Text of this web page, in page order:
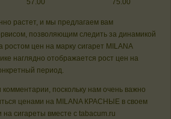
57.00 75.00
растет, и мы предлагаем вам
позволяющим следить за динамикой
ростом цен на марку сигарет MILANA
наглядно отображается рост цен на
период.
комментарии, поскольку нам очень важно
ценами на MILANA КРАСНЫЕ в своем
сигареты вместе с tabacum.ru